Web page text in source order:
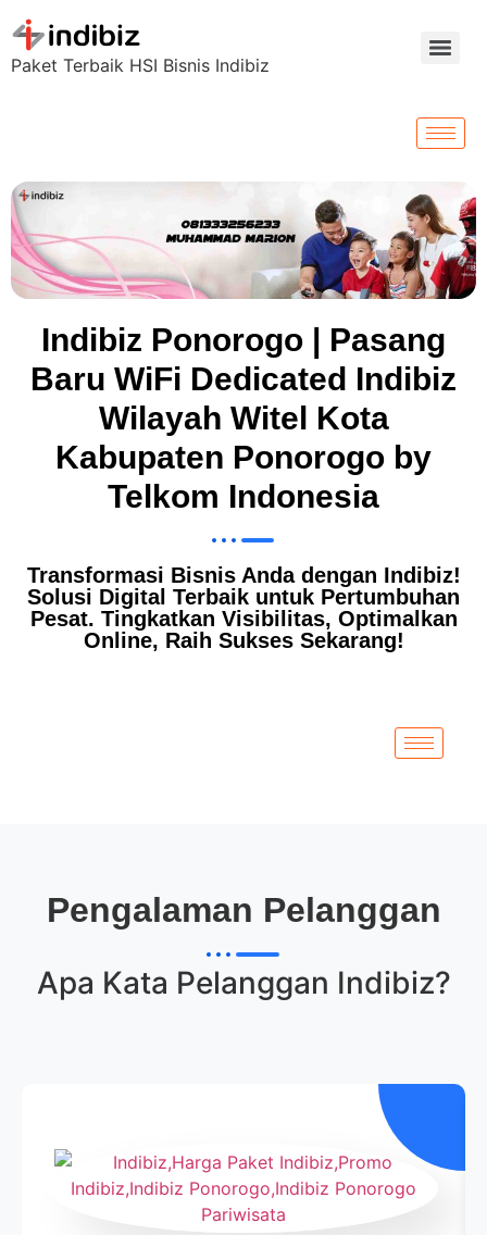
Paket Terbaik HSI Bisnis Indibiz
Indibiz Ponorogo | Pasang
Baru WiFi Dedicated Indibiz
Wilayah Witel Kota
Kabupaten Ponorogo by
Telkom Indonesia
Transformasi Bisnis Anda dengan Indibiz!
Solusi Digital Terbaik untuk Pertumbuhan
Pesat. Tingkatkan Visibilitas, Optimalkan
Online, Raih Sukses Sekarang!
Pengalaman Pelanggan
Apa Kata Pelanggan Indibiz?